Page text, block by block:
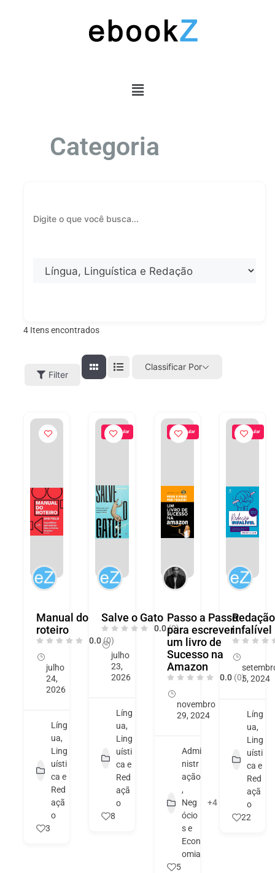
Categoria
4 Itens encontrados
Filter
Classificar Por
Manual do
roteiro
0.0(0)
julho
24,
2026
Líng
ua,
Ling
uísti
ca e
Red
açã
o
3
Popular
Salve o Gato
0.0 (0)
julho
23,
2026
Líng
ua,
Ling
uísti
ca e
Red
açã
o
8
Popular
Passo a Passo
para escrever
um livro de
Sucesso na
Amazon
0.0 (0)
novembro
29, 2024
Admi
nistr
ação
,
Neg
ócio
s e
Econ
omia
+4
5
Popular
Redação
infalível
5, 2024
Líng
ua,
Ling
uísti
ca e
Red
açã
o
22